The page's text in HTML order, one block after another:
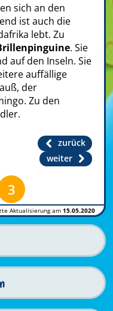
sich an den
ist auch die
lebt. Zu
. Sie
auf den Inseln. Sie
auffällige
der
Zu den
zurück
weiter
3
Aktualisierung am 15.05.2020